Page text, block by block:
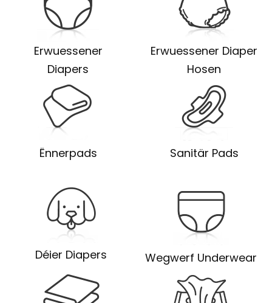
Erwuessener
Diapers
Erwuessener Diaper
Hosen
Ënnerpads Sanitär Pads
Déier Diapers Wegwerf Underwear